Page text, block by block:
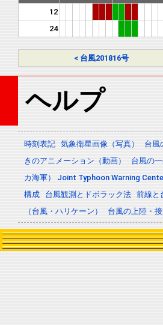
12
24
< 台風201816号
ヘルプ
時刻表記 気象衛星画像（写真）
台風
きのアニメーション（動画）
台風の
カ海軍） Joint Typhoon Warning
構成
台風観測とドボラック法 前線と
（台風・ハリケーン）
台風の上陸・